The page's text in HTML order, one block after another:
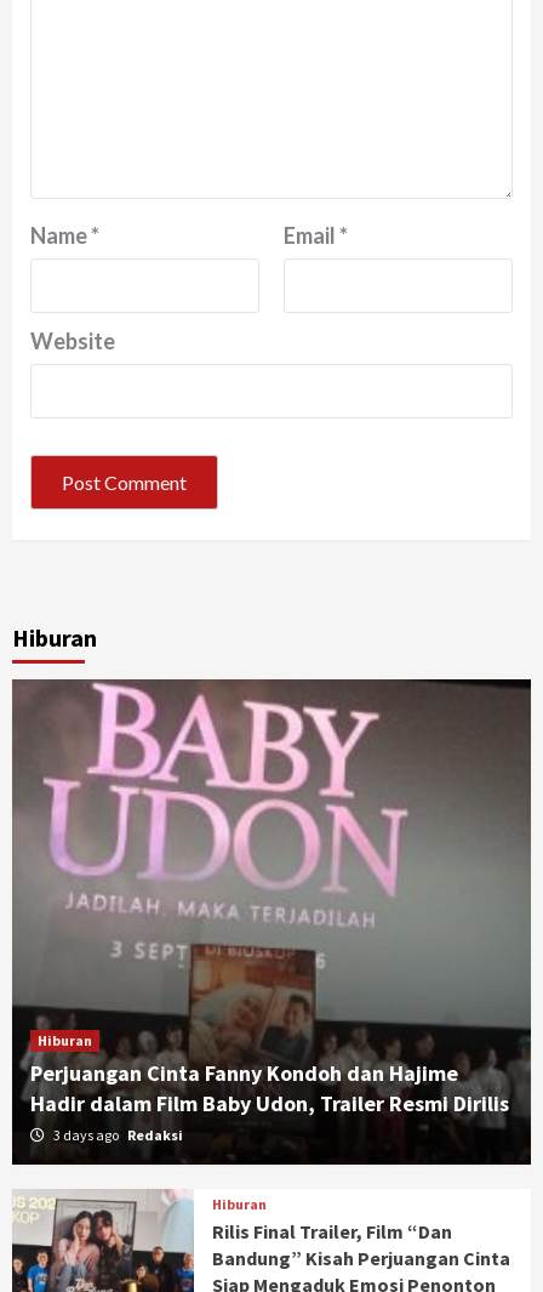
Name* Email*
Website
Hiburan
Hiburan
Perjuangan Cinta Fanny Kondoh dan Hajime
Hadir dalam Film Baby Udon, Trailer Resmi Dirilis
3 days ago Redaksi
Hiburan
Rilis Final Trailer, Film “Dan
Bandung” Kisah Perjuangan Cinta
Siap Mengaduk Emosi Penonton